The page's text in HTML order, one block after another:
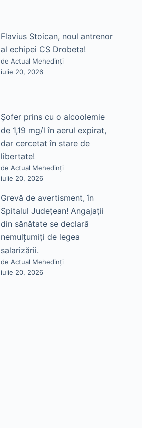
Flavius Stoican, noul antrenor
al echipei CS Drobeta!
de Actual Mehedinți
iulie 20, 2026
Șofer prins cu o alcoolemie
de 1,19 mg/l în aerul expirat,
dar cercetat în stare de
libertate!
de Actual Mehedinți
iulie 20, 2026
Grevă de avertisment, în
Spitalul Județean! Angajații
din sănătate se declară
nemulțumiți de legea
salarizării.
de Actual Mehedinți
iulie 20, 2026